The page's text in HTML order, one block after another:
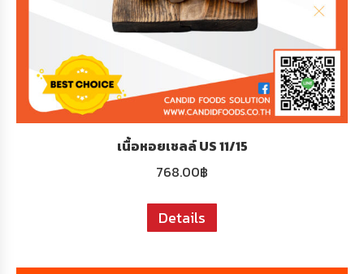
เนื้อหอยเชลล์ US 11/15
768.00฿
Details